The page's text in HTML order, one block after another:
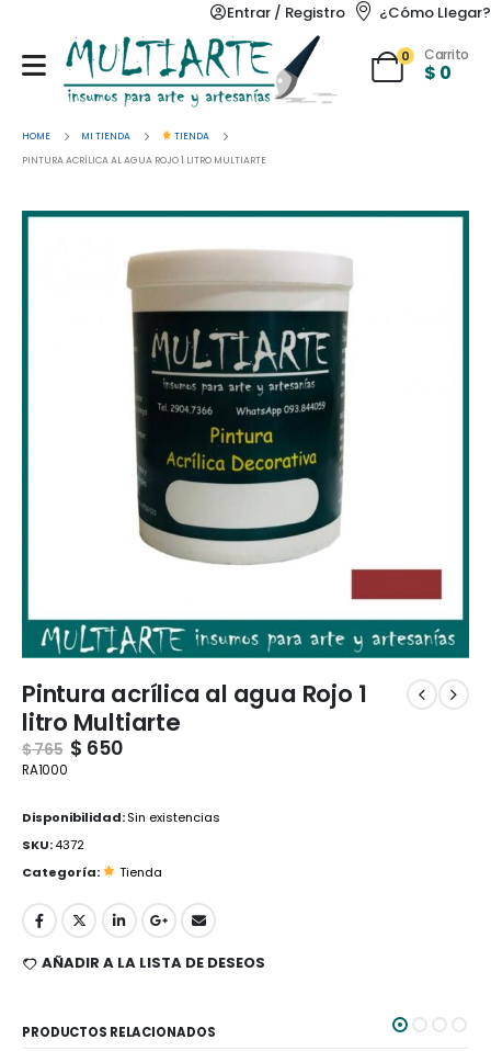
Entrar / Registro ¿Cómo Llegar?
0 Carrito
$ 0
HOME MI TIENDA
TIENDA
PINTURA ACRÍLICA AL AGUA ROJO 1 LITRO MULTIARTE
Pintura acrílica al agua Rojo 1
litro Multiarte
$765 $ 650
RA1000
Disponibilidad:Sin existencias
SKU:4372
Categoría:
Tienda
AÑADIR A LA LISTA DE DESEOS
PRODUCTOS RELACIONADOS